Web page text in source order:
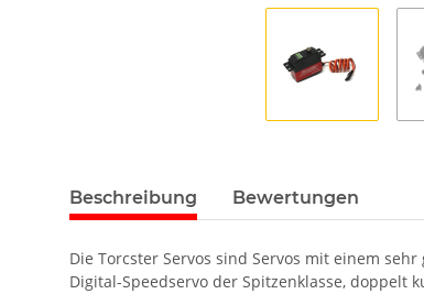
Beschreibung Bewertungen
Die Torcster Servos sind Servos mit einem
Digital-Speedservo der Spitzenklasse, doppelt